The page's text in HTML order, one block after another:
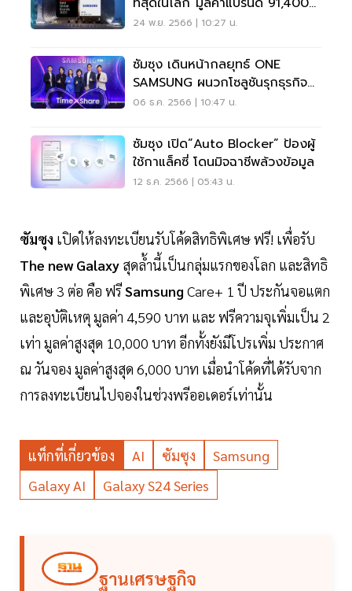
ล้านดอลลาร์
24 พ.ย. 2566 | 10:27 น.
ซัมซุง เดินหน้ากลยุทธ์ ONE
SAMSUNG ผนวกโซลูชันรุกธุรกิจ
องค์กร
06 ธ.ค. 2566 | 10:47 น.
ซัมซุง เปิด”Auto Blocker” ป้องผู้
ใช้กาแล็คซี่ โดนมิจฉาชีพล้วงข้อมูล
12 ธ.ค. 2566 | 05:43 น.
ซัมซุง เปิดให้ลงทะเบียนรับโค้ดสิทธิพิเศษ ฟรี! เพื่อรับ
The new Galaxy สุดล้ำนี้เป็นกลุ่มแรกของโลก และสิทธิ
พิเศษ 3 ต่อ คือ ฟรีSamsung Care+ 1 ปี ประกันจอแตก
และอุบัติเหตุ มูลค่า 4,590 บาท และ ฟรีความจุเพิ่มเป็น 2
เท่า มูลค่าสูงสุด 10,000 บาท อีกทั้งยังมีโปรเพิ่ม ประกาศ
ณ วันจอง มูลค่าสูงสุด 6,000 บาท เมื่อนำโค้ดที่ได้รับจาก
การลงทะเบียนไปจองในช่วงพรีออเดอร์เท่านั้น
แท็กที่เกี่ยวข้อง AI ซัมซุง
Samsung
Galaxy AI
Galaxy S24 Series
ฐานเศรษฐกิจ